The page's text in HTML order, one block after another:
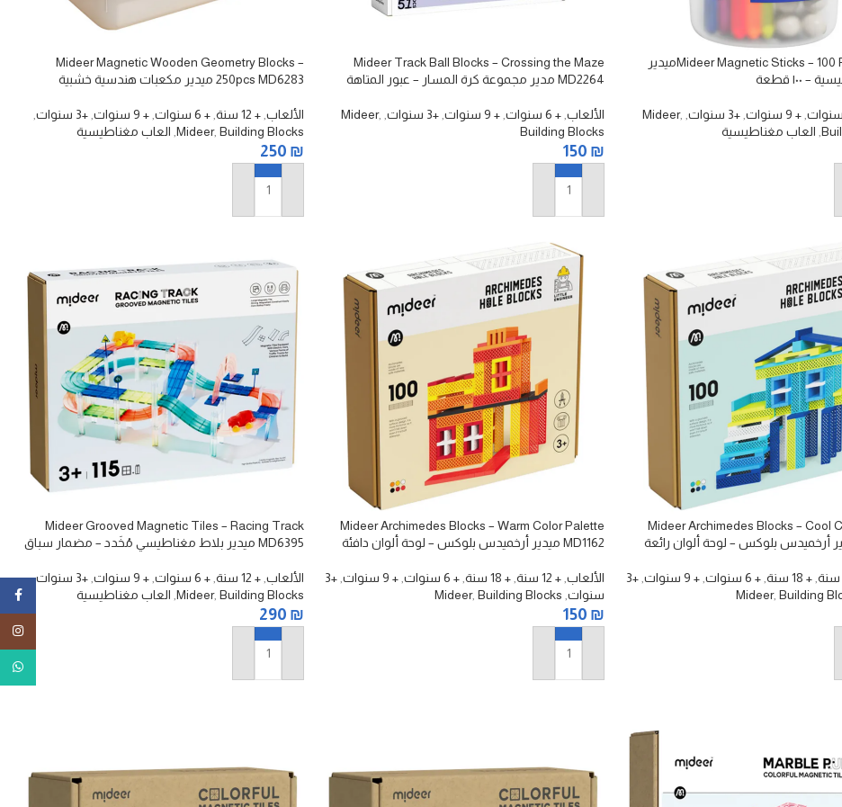
Mideer Magnetic Sticks – 100 Pcs MD1432ميدير
١٠٠ قطعة
, + 9 سنوات , +3 سنوات ,
Mideer,
, العاب مغناطيسية
Mideer Track Ball Blocks – Crossing the Maze
MD2264 مدير مجموعة كرة المسار – عبور المتاهة
الألعاب, + 6 سنوات , + 9 سنوات , +3 سنوات ,
Mideer,
Building Blocks
150 ₪
إضافة إلى السلة
Mideer Magnetic Wooden Geometry Blocks –
250pcs MD6283 ميدير مكعبات هندسية خشبية
الألعاب,+ 12 سنة ,+ 6 سنوات ,+ 9 سنوات ,+3 سنوات
,
Mideer, Building Blocks
, العاب مغناطيسية
250 ₪
إضافة إلى السلة
Mideer Archimedes Blocks – Cool
, + 18 سنة , + 6 سنوات , + 9 سنوات ,
+3
Mideer, Building
Mideer Archimedes Blocks – Warm Color Palette
MD1162 ميدير أرخميدس بلوكس – لوحة ألوان دافئة
الألعاب, + 12 سنة , + 18 سنة , + 6 سنوات , + 9 سنوات ,
+3
سنوات,
Mideer, Building Blocks
150 ₪
إضافة إلى السلة
Mideer Grooved Magnetic Tiles – Racing Track
MD6395 ميدير بلاط مغناطيسي مُخَدد – مضمار سباق
الألعاب,+ 12 سنة ,+ 6 سنوات ,+ 9 سنوات ,+3 سنوات
,
Mideer, Building Blocks
, العاب مغناطيسية
290 ₪
إضافة إلى السلة